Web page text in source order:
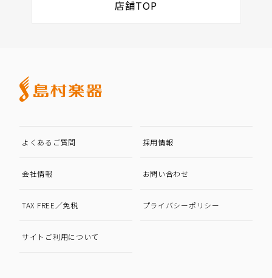
店舗TOP
よくあるご質問 採用情報
会社情報 お問い合わせ
TAX FREE／免税 プライバシーポリシー
サイトご利用について